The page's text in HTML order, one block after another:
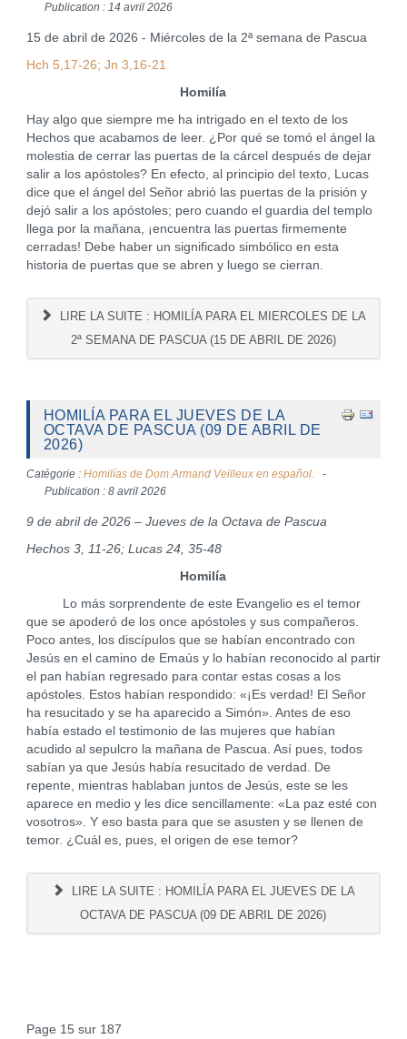
Publication : 14 avril 2026
15 de abril de 2026 - Miércoles de la 2ª semana de Pascua
Hch 5,17-26; Jn 3,16-21
Homilía
Hay algo que siempre me ha intrigado en el texto de los
Hechos que acabamos de leer. ¿Por qué se tomó el ángel la
molestia de cerrar las puertas de la cárcel después de dejar
salir a los apóstoles? En efecto, al principio del texto, Lucas
dice que el ángel del Señor abrió las puertas de la prisión y
dejó salir a los apóstoles; pero cuando el guardia del templo
llega por la mañana, ¡encuentra las puertas firmemente
cerradas! Debe haber un significado simbólico en esta
historia de puertas que se abren y luego se cierran.
LIRE LA SUITE : HOMILÍA PARA EL MIERCOLES DE LA
2ª SEMANA DE PASCUA (15 DE ABRIL DE 2026)
HOMILÍA PARA EL JUEVES DE LA
OCTAVA DE PASCUA (09 DE ABRIL DE
2026)
Catégorie : Homilías de Dom Armand Veilleux en español.
Publication : 8 avril 2026
9 de abril de 2026 – Jueves de la Octava de Pascua
Hechos 3, 11-26; Lucas 24, 35-48
Homilía
Lo más sorprendente de este Evangelio es el temor
que se apoderó de los once apóstoles y sus compañeros.
Poco antes, los discípulos que se habían encontrado con
Jesús en el camino de Emaús y lo habían reconocido al partir
el pan habían regresado para contar estas cosas a los
apóstoles. Estos habían respondido: «¡Es verdad! El Señor
ha resucitado y se ha aparecido a Simón». Antes de eso
había estado el testimonio de las mujeres que habían
acudido al sepulcro la mañana de Pascua. Así pues, todos
sabían ya que Jesús había resucitado de verdad. De
repente, mientras hablaban juntos de Jesús, este se les
aparece en medio y les dice sencillamente: «La paz esté con
vosotros». Y eso basta para que se asusten y se llenen de
temor. ¿Cuál es, pues, el origen de ese temor?
LIRE LA SUITE : HOMILÍA PARA EL JUEVES DE LA
OCTAVA DE PASCUA (09 DE ABRIL DE 2026)
Page 15 sur 187